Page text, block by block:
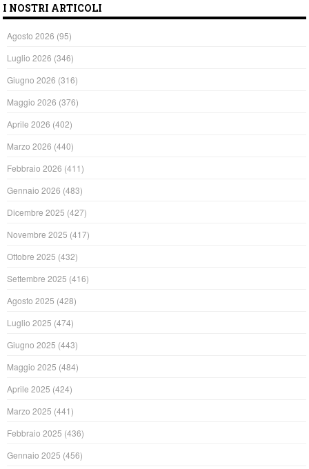
I NOSTRI ARTICOLI
Agosto 2026 (95)
Luglio 2026 (346)
Giugno 2026 (316)
Maggio 2026 (376)
Aprile 2026 (402)
Marzo 2026 (440)
Febbraio 2026 (411)
Gennaio 2026 (483)
Dicembre 2025 (427)
Novembre 2025 (417)
Ottobre 2025 (432)
Settembre 2025 (416)
Agosto 2025 (428)
Luglio 2025 (474)
Giugno 2025 (443)
Maggio 2025 (484)
Aprile 2025 (424)
Marzo 2025 (441)
Febbraio 2025 (436)
Gennaio 2025 (456)